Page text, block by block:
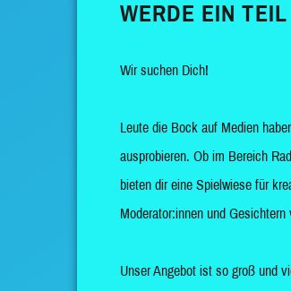
WERDE EIN
Wir suchen Dich!
Leute die Bock auf Medien
ausprobieren. Ob im Bereich
bieten dir eine Spielwiese für
Moderator:innen und Gesichtern
Unser Angebot ist so groß und